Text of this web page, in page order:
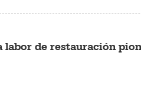
labor de restauración